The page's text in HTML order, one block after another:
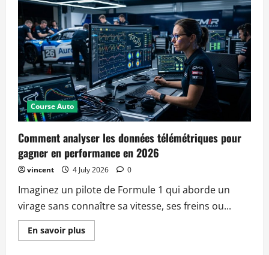
innovations
en
matière
de
sécurité
qui
changent
face
des
circuits
en
2026
Course Auto
Comment analyser les données télémétriques pour
gagner en performance en 2026
vincent 4 July 2026 0
Imaginez un pilote de Formule 1 qui aborde un
virage sans connaître sa vitesse, ses freins ou...
En savoir plusRead
more